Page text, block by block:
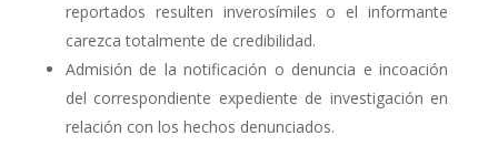
reportados resulten inverosímiles o el informante
carezca totalmente de credibilidad.
Admisión de la notificación o denuncia e incoación
del correspondiente expediente de investigación en
relación con los hechos denunciados.